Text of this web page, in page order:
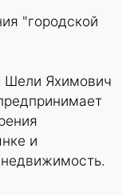
"городской
Шели Яхимович
и